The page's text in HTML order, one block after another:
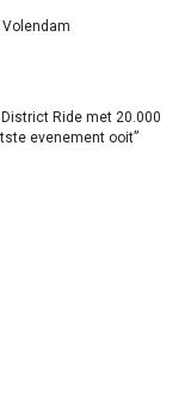
Ride met 20.000
evenement ooit”